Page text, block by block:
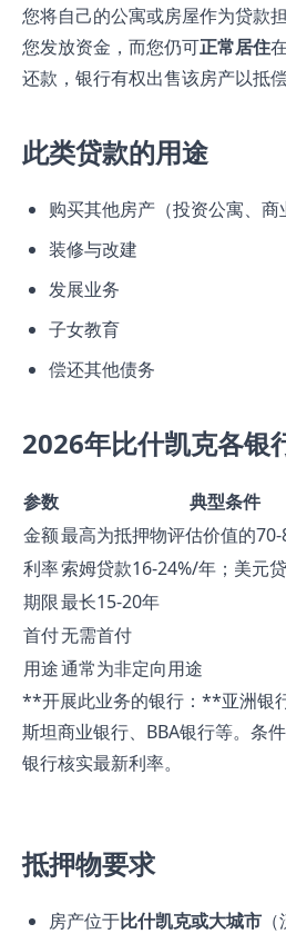
您将自己的公寓或房屋作为贷款
您发放资金，而您仍可正常居住
还款，银行有权出售该房产以抵偿
此类贷款的用途
购买其他房产（投资公寓、商
装修与改建
发展业务
子女教育
偿还其他债务
2026年比什凯克各银
参数
典型条件
金额最高为抵押物评估价值的70-
利率索姆贷款16-24%/年；美元
期限最长15-20年
首付无需首付
用途通常为非定向用途
**开展此业务的银行：**亚洲银
斯坦商业银行、BBA银行等。条
银行核实最新利率。
抵押物要求
房产位于比什凯克或大城市